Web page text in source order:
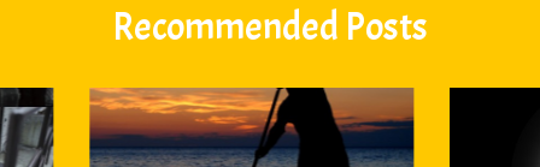
Recommended Posts